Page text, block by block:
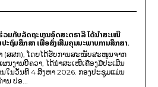
ວມກັບລັດຖະບານອົດສະຕຣາລີ ໄດ້ນຳສະເໜີ
ະຖົມສຶກສາ ເພື່ອສົ່ງເສີມຄຸນນະພາບການສຶກສາ.
(ສສກ), ໂດຍໄດ້ຮັບການສະໜັບສະໜູນຈາກ
ນງານບີຄວາ, ໄດ້ນຳສະເໜີເຄື່ອງມືປະເມີນ
ນໃນວັນທີ 4 ສິງຫາ 2026. ກອງປະຊຸມແມ່ນ
ນ ປອ...